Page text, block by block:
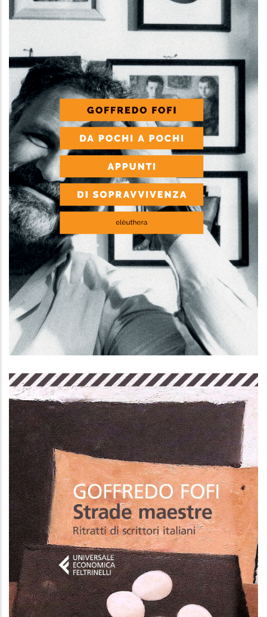
Da pochi a pochi appunti di
sopravvivenza